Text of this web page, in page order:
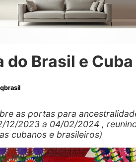
do Brasil e
as portas para
12/2023 a 04/02/2024 ,
cubanos e brasileiros)